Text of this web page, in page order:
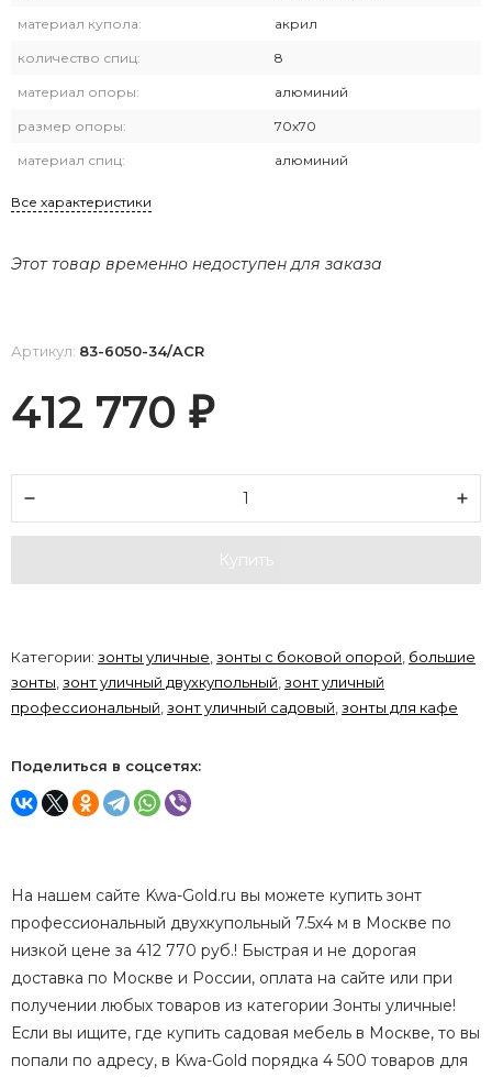
материал купола: акрил
количество спиц: 8
материал опоры: алюминий
размер опоры: 70х70
материал спиц: алюминий
Все характеристики
Этот товар временно недоступен для заказа
Артикул: 83-6050-34/ACR
412 770 ₽
Купить
Категории: зонты уличные,зонты с боковой опорой, большие
зонты,зонт уличный двухкупольный,зонт уличный
профессиональный,зонт уличный садовый,зонты для кафе
Поделиться в соцсетях:
На нашем сайте Kwa-Gold.ru вы можете купить зонт
профессиональный двухкупольный 7.5х4 м в Москве по
низкой цене за 412 770 руб.! Быстрая и не дорогая
доставка по Москве и России, оплата на сайте или при
получении любых товаров из категории Зонты уличные!
Если вы ищите, где купить садовая мебель в Москве, то вы
попали по адресу, в Kwa-Gold порядка 4 500 товаров для